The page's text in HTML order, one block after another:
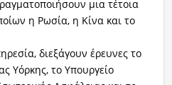
μια τέτοια
η Ρωσία, η Κίνα και το
διεξάγουν έρευνες το
Υόρκης, το Υπουργείο